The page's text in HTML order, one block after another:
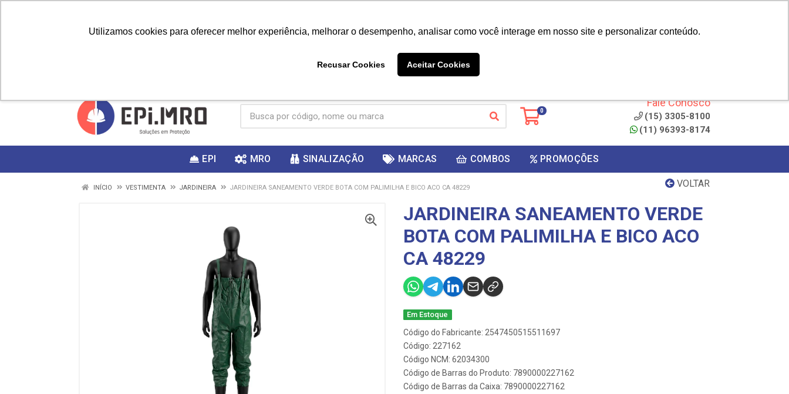
Utilizamos cookies para oferecer melhor experiência, melhorar o desempenho, analisar como você interage em nosso site e personalizar conteúdo.
Recusar Cookies Aceitar Cookies
ganhar
0
Fale Conosco
(15) 3305-8100
(11) 96393-8174
EPI MRO SINALIZAÇÃO MARCAS COMBOS PROMOÇÕES
VOLTAR
INÍCIO VESTIMENTA JARDINEIRA JARDINEIRA SANEAMENTO VERDE BOTA COM PALIMILHA E BICO ACO CA 48229
JARDINEIRA SANEAMENTO VERDE
BOTA COM PALIMILHA E BICO ACO
CA 48229
Em Estoque
Código do Fabricante: 2547450515511697
Código: 227162
Código NCM: 62034300
Código de Barras do Produto: 7890000227162
Código de Barras da Caixa: 7890000227162